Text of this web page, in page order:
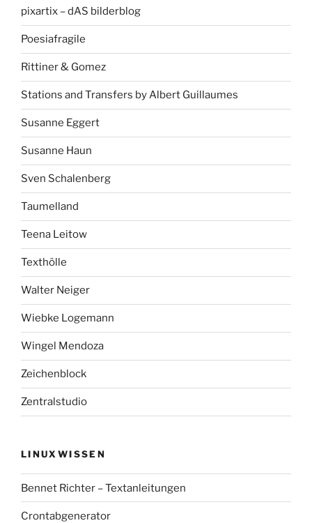
pixartix – dAS bilderblog
Poesiafragile
Rittiner & Gomez
Stations and Transfers by Albert Guillaumes
Susanne Eggert
Susanne Haun
Sven Schalenberg
Taumelland
Teena Leitow
Texthölle
Walter Neiger
Wiebke Logemann
Wingel Mendoza
Zeichenblock
Zentralstudio
LINUXWISSEN
Bennet Richter – Textanleitungen
Crontabgenerator